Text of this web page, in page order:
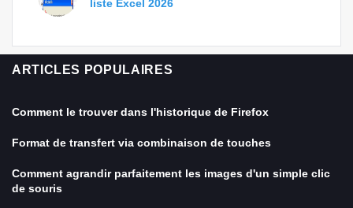
liste Excel 2026
ARTICLES POPULAIRES
Comment le trouver dans l'historique de Firefox
Format de transfert via combinaison de touches
Comment agrandir parfaitement les images d'un simple clic
de souris